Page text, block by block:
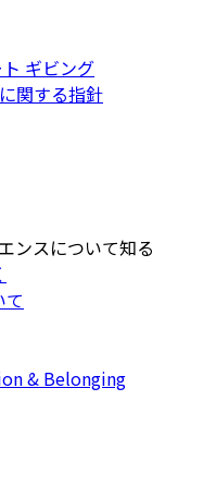
ギビング
関する指針
ンスについて知る
て
& Belonging